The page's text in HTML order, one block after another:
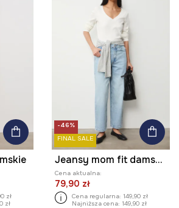
zł
zł
-46%
FINAL SALE
Jeansy mom fit damskie
Cena aktualna:
79,90 zł
Cena regularna: 149,90 zł
Najniższa cena: 149,90 zł